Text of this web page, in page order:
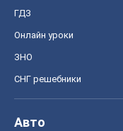
ГДЗ
Онлайн уроки
ЗНО
СНГ решебники
Авто